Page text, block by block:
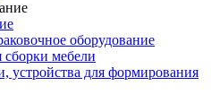
оборудование
сборки мебели
устройства для формирования